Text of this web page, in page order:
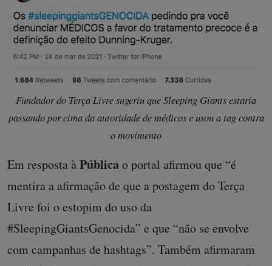
Fundador do Terça Livre sugeriu que Sleeping Giants estaria
o movimento
Em resposta àPúblicao portal afirmou que “é
mentira a afirmação de que a postagem do Terça
Livre foi o estopim do uso da
#SleepingGiantsGenocida” e que “não se envolve